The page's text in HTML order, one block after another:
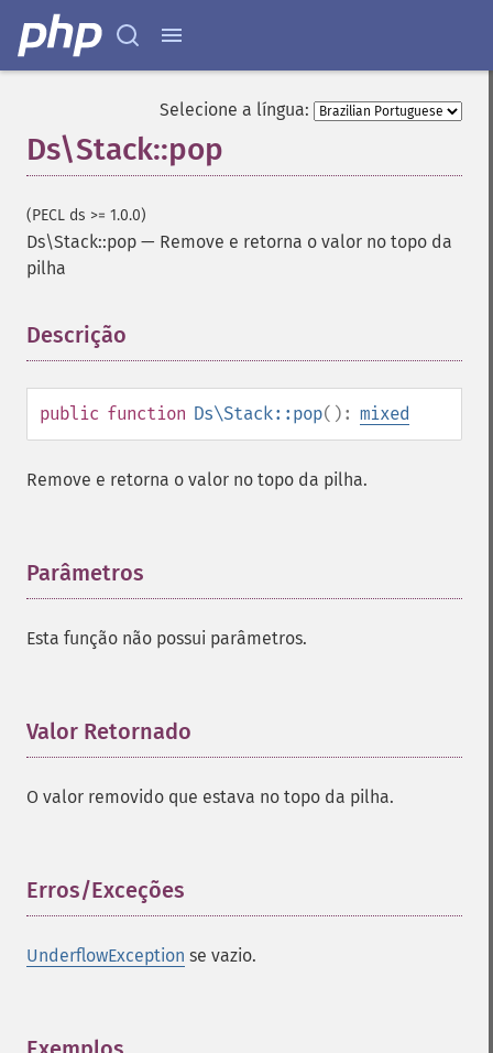
Selecione a língua:
Ds\Stack::pop
(PECL ds >= 1.0.0)
Ds\Stack::pop — Remove e retorna o valor no topo da
pilha
Descrição
public function Ds\Stack::pop(): mixed
Remove e retorna o valor no topo da pilha.
Parâmetros
Esta função não possui parâmetros.
Valor Retornado
O valor removido que estava no topo da pilha.
Erros/Exceções
UnderflowException se vazio.